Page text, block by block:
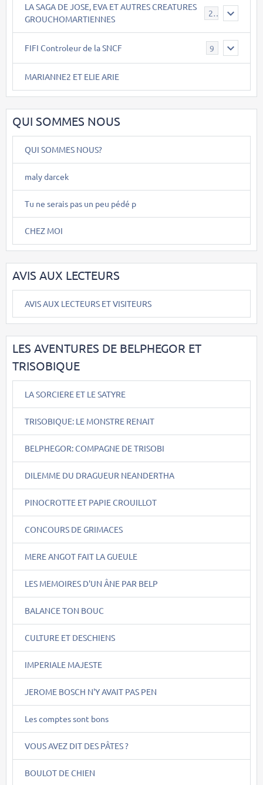
LA SAGA DE JOSE, EVA ET AUTRES CREATURES
GROUCHOMARTIENNES
26
FIFI Controleur de la SNCF 9
MARIANNE2 ET ELIE ARIE
QUI SOMMES NOUS
QUI SOMMES NOUS?
maly darcek
Tu ne serais pas un peu pédé p
CHEZ MOI
AVIS AUX LECTEURS
AVIS AUX LECTEURS ET VISITEURS
LES AVENTURES DE BELPHEGOR ET
TRISOBIQUE
LA SORCIERE ET LE SATYRE
TRISOBIQUE: LE MONSTRE RENAIT
BELPHEGOR: COMPAGNE DE TRISOBI
DILEMME DU DRAGUEUR NEANDERTHA
PINOCROTTE ET PAPIE CROUILLOT
CONCOURS DE GRIMACES
MERE ANGOT FAIT LA GUEULE
LES MEMOIRES D'UN ÂNE PAR BELP
BALANCE TON BOUC
CULTURE ET DESCHIENS
IMPERIALE MAJESTE
JEROME BOSCH N'Y AVAIT PAS PEN
Les comptes sont bons
VOUS AVEZ DIT DES PÂTES ?
BOULOT DE CHIEN